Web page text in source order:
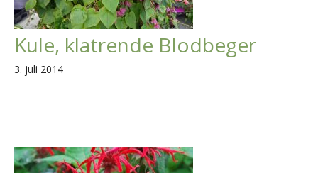
Kule, klatrende Blodbeger
3. juli 2014